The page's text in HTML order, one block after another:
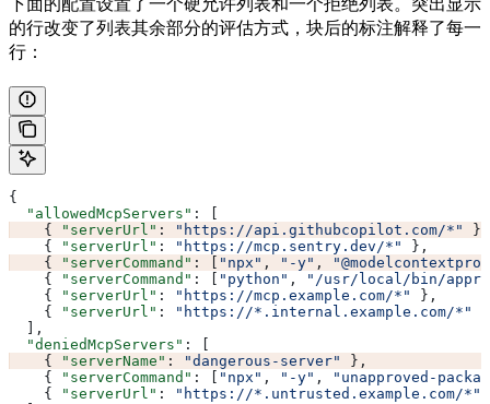
的行改变了列表其余部分的评估方式，块后的标注解释了每一
行：
{
  "allowedMcpServers"
: [
    {
"serverUrl" : "https://api.githubcopilot.com/*"
},
    {
"serverUrl" : "https://mcp.sentry.dev/*"
},
    {
"serverCommand" : [ "npx" , "-y" ,
    {
"serverCommand" : [ "python" ,
"/usr/local/bin/
    {
"serverUrl" : "https://mcp.example.com/*"
},
    {
"serverUrl" : "https://*.internal.example.com/*"
  ],
  "deniedMcpServers"
: [
    {
"serverName" : "dangerous-server"
},
    {
"serverCommand" : [ "npx" , "-y" ,
"unapproved-
    {
"serverUrl" : "https://*.untrusted.example.com/*"